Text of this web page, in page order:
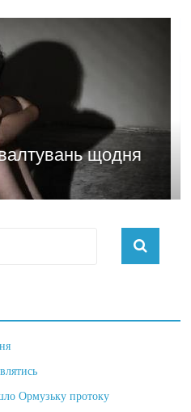
Політика
Бажання
домовлятись
03.04.2026
Ормузьку протоку